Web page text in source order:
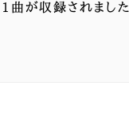
1 曲が収録されました